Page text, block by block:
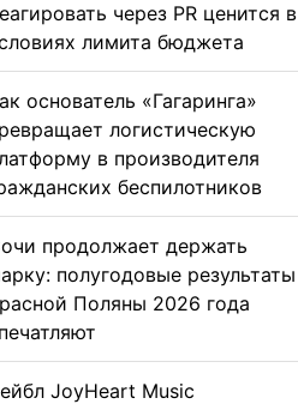
через PR ценится в
лимита бюджета
основатель «Гагаринга»
логистическую
в производителя
беспилотников
продолжает держать
полугодовые результаты
Поляны 2026 года
JoyHeart Music